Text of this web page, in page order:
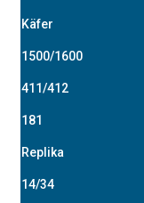
Käfer
1500/1600
411/412
181
Replika
14/34